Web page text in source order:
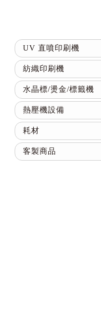
UV 直噴印刷機
紡織印刷機
水晶標/燙金/標籤機
熱壓機設備
耗材
客製商品